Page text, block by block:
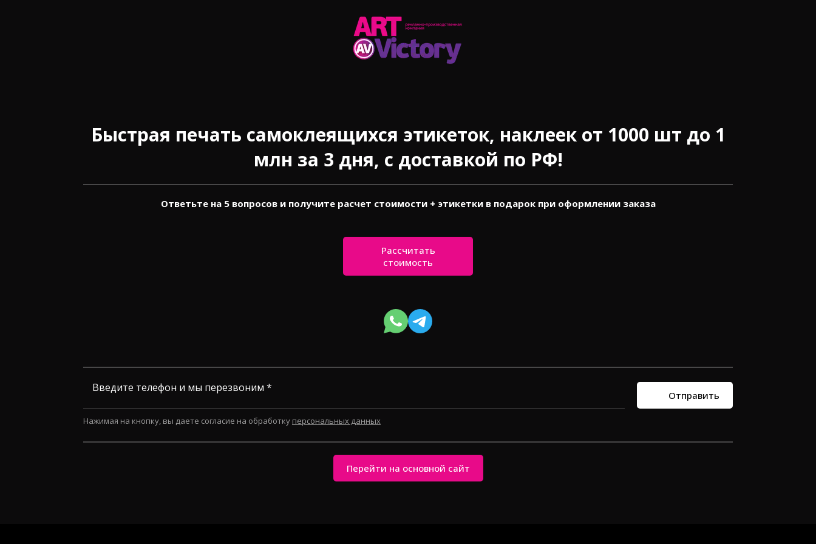
Быстрая печать самоклеящихся этикеток, наклеек от 1000 шт до 1
млн за 3 дня, с доставкой по РФ!
Ответьте на 5 вопросов и получите расчет стоимости + этикетки в подарок при оформлении заказа
Рассчитать
стоимость
Введите телефон и мы перезвоним *
Отправить
Нажимая на кнопку, вы даете согласие на обработку персональных данных
Перейти на основной сайт